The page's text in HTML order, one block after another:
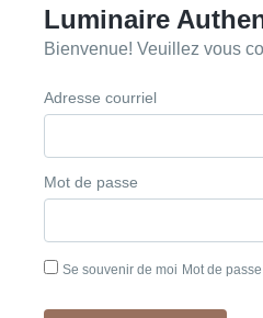
Luminaire
Bienvenue! Veuillez vous
Adresse courriel
Mot de passe
Se souvenir de moi Mot de